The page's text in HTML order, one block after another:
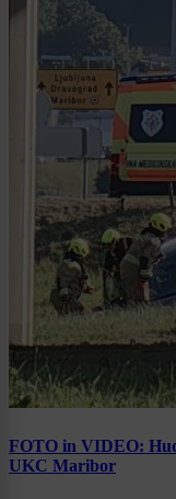
FOTO in VIDEO:
UKC Maribor